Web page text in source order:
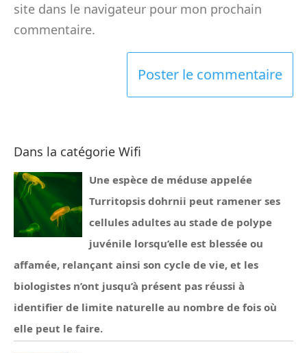
site dans le navigateur pour mon prochain
commentaire.
Dans la catégorie Wifi
Une espèce de méduse appelée
Turritopsis dohrnii peut ramener ses
cellules adultes au stade de polype
juvénile lorsqu’elle est blessée ou
affamée, relançant ainsi son cycle de vie, et les
biologistes n’ont jusqu’à présent pas réussi à
identifier de limite naturelle au nombre de fois où
elle peut le faire.